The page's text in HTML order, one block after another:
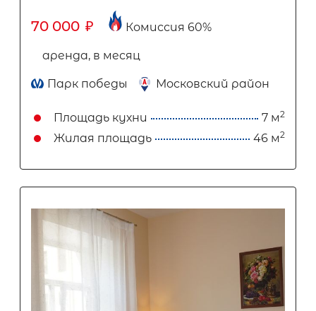
70 000 ₽ Комиссия 60%
аренда, в месяц
Парк победы Московский район
Площадь кухни 7 м2
Жилая площадь 46 м2